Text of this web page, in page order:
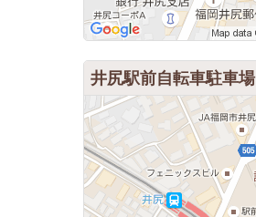
井尻駅前自転車駐車場